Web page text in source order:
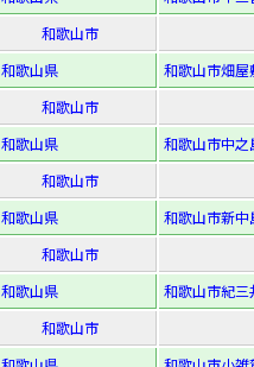
和歌山市
和歌山県
和歌山市畑
和歌山市
和歌山県
和歌山市中
和歌山市
和歌山県
和歌山市新
和歌山市
和歌山県
和歌山市紀
和歌山市